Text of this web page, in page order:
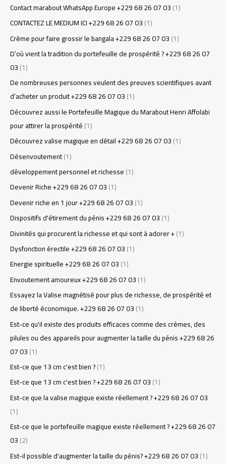
Contact marabout WhatsApp Europe +229 68 26 07 03(1)
CONTACTEZ LE MEDIUM ICI +229 68 26 07 03(1)
Crème pour faire grossir le bangala +229 68 26 07 03(1)
D’où vient la tradition du portefeuille de prospérité ? +229 68 26 07
03(1)
De nombreuses personnes veulent des preuves scientifiques avant
d’acheter un produit +229 68 26 07 03(1)
Découvrez aussi le Portefeuille Magique du Marabout Henri Affolabi
pour attirer la prospérité(1)
Découvrez valise magique en détail +229 68 26 07 03(1)
Désenvoutement(1)
développement personnel et richesse(1)
Devenir Riche +229 68 26 07 03(1)
Devenir riche en 1 jour +229 68 26 07 03(1)
Dispositifs d'étirement du pénis +229 68 26 07 03(1)
Divinités qui procurent la richesse et qui sont à adorer +(1)
Dysfonction érectile +229 68 26 07 03(1)
Energie spirituelle +229 68 26 07 03(1)
Envoutement amoureux +229 68 26 07 03(1)
Essayez la Valise magnétisé pour plus de richesse, de prospérité et
de liberté économique. +229 68 26 07 03(1)
Est-ce qu'il existe des produits efficaces comme des crèmes, des
pilules ou des appareils pour augmenter la taille du pénis +229 68 26
07 03(1)
Est-ce que 13 cm c'est bien ?(1)
Est-ce que 13 cm c'est bien ? +229 68 26 07 03(1)
Est-ce que la valise magique existe réellement ? +229 68 26 07 03
(1)
Est-ce que le portefeuille magique existe réellement ? +229 68 26 07
03(2)
Est-il possible d'augmenter la taille du pénis? +229 68 26 07 03(1)